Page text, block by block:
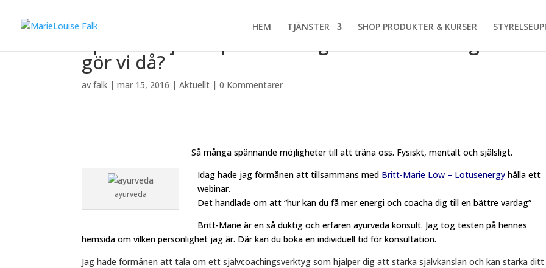
HEM TJÄNSTER SHOP PRODUKTER & KURSER
gör vi då?
avfalk |mar 15, 2016 |Aktuellt |0 Kommentarer
Så många spännande möjligheter till att träna oss. Fysiskt, mentalt och själsligt.
ayurveda
Idag hade jag förmånen att tillsammans med Britt-Marie Löw – Lotusenergy hålla ett
webinar.
Det handlade om att “hur kan du få mer energi och coacha dig till en bättre vardag”
Britt-Marie är en så duktig och erfaren ayurveda konsult. Jag tog testen på hennes
hemsida om vilken personlighet jag är. Där kan du boka en individuell tid för konsultation.
Jag hade förmånen att tala om ett självcoachingsverktyg som hjälper dig att stärka självkänslan och kan stärka ditt